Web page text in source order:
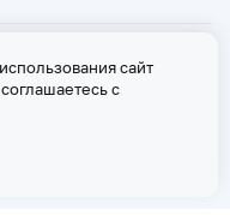
первоисточник обязательна
№ ФС 77 - 67146 от 16
г
сайт
с